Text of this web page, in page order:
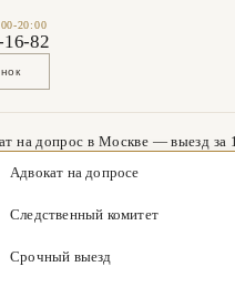
20:00
82
на допрос в Москве — выезд за
Адвокат на допросе
Следственный комитет
Срочный выезд